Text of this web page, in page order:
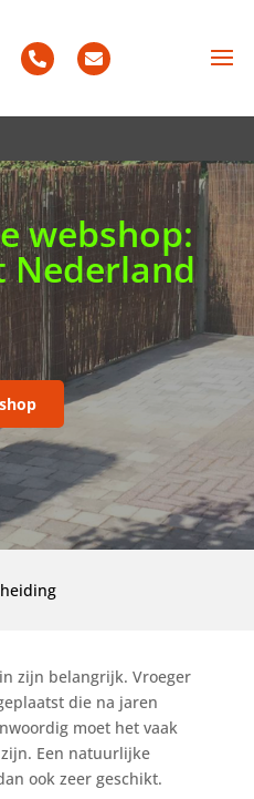
webshop:
Nederland
zijn belangrijk. Vroeger
die na jaren
moet het vaak
Een natuurlijke
ook zeer geschikt.